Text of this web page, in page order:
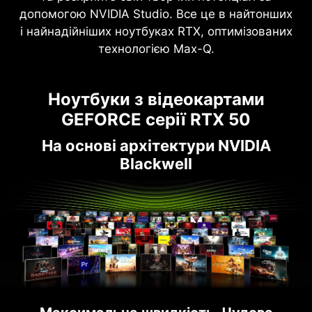
допомогою NVIDIA Studio. Все це в найтонших
і найнадійніших ноутбуках RTX, оптимізованих
технологією Max-Q.
Ноутбуки з відеокартами
GEFORCE серії RTX 50
На основі архітектури NVIDIA
Blackwell